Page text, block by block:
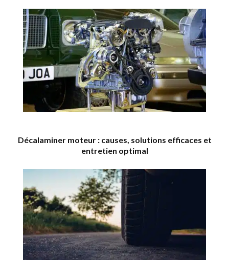
Décalaminer moteur : causes, solutions efficaces et
entretien optimal